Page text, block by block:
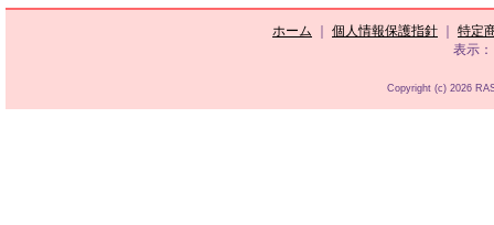
ホーム ｜ 個人情報保護指針 ｜
特定
表示：
Copyright (c) 2026